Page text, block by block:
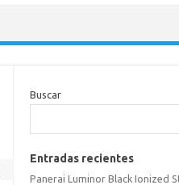
Buscar
Entradas recientes
Panerai Luminor Black Ionized